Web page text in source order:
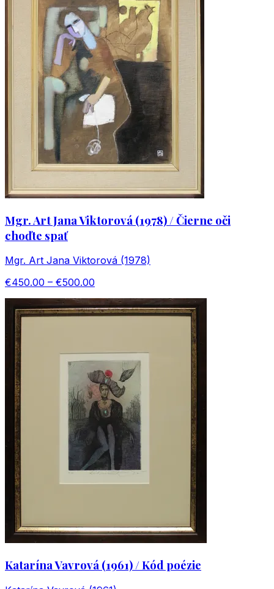
Mgr. Art Jana Viktorová (1978) / Čierne oči
choďte spať
Mgr. Art Jana Viktorová (1978)
€450.00 – €500.00
Katarína Vavrová (1961) / Kód poézie